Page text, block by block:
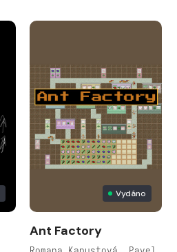
Vydáno
Ant Factory